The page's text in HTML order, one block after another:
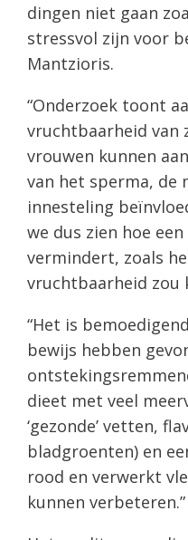
dingen niet gaan
stressvol zijn voor
Mantzioris.
“Onderzoek toont
vruchtbaarheid van
vrouwen kunnen
van het sperma, de
innesteling
we dus zien hoe
vermindert, zoals
vruchtbaarheid zou
“Het is
bewijs hebben
dieet met veel
‘gezonde’ vetten,
bladgroenten) en
rood en verwerkt
kunnen verbeteren.”